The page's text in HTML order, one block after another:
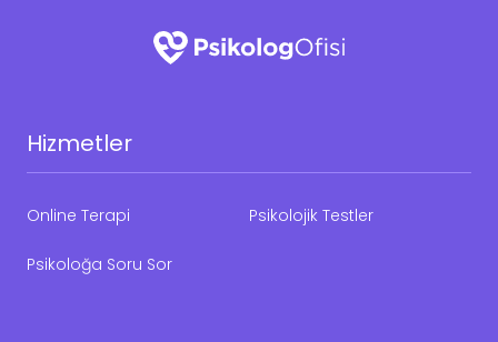
Hizmetler
Online Terapi Psikolojik Testler
Psikoloğa Soru Sor